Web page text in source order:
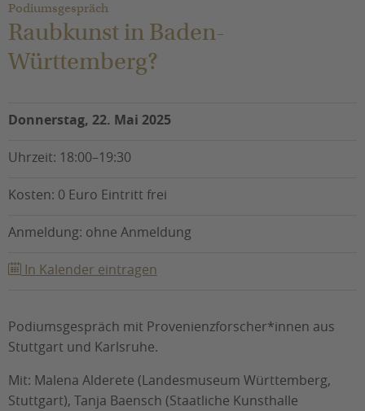
Podiumsgespräch
Raubkunst in Baden-
Württemberg?
Donnerstag, 22. Mai 2025
Uhrzeit: 18:00–19:30
Kosten: 0 Euro Eintritt frei
Anmeldung: ohne Anmeldung
In Kalender eintragen
Podiumsgespräch mit Provenienzforscher*innen aus
Stuttgart und Karlsruhe.
Mit: Malena Alderete (Landesmuseum Württemberg,
Stuttgart), Tanja Baensch (Staatliche Kunsthalle